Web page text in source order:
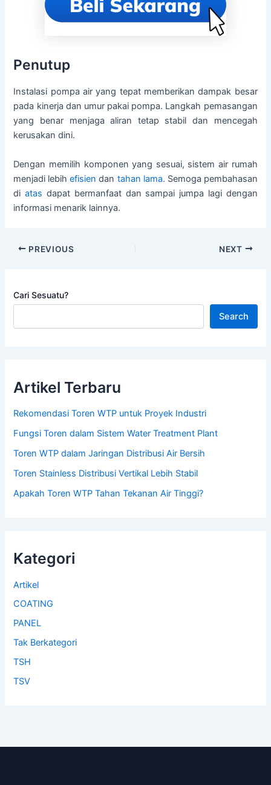
Penutup
Instalasi pompa air yang tepat memberikan dampak besar
pada kinerja dan umur pakai pompa. Langkah pemasangan
yang benar menjaga aliran tetap stabil dan mencegah
kerusakan dini.
Dengan memilih komponen yang sesuai, sistem air rumah
menjadi lebihefisien dan tahan lama. Semoga pembahasan
diatas dapat bermanfaat dan sampai jumpa lagi dengan
informasi menarik lainnya.
PREVIOUS NEXT
Cari Sesuatu?
Search
Artikel Terbaru
Rekomendasi Toren WTP untuk Proyek Industri
Fungsi Toren dalam Sistem Water Treatment Plant
Toren WTP dalam Jaringan Distribusi Air Bersih
Toren Stainless Distribusi Vertikal Lebih Stabil
Apakah Toren WTP Tahan Tekanan Air Tinggi?
Kategori
Artikel
COATING
PANEL
Tak Berkategori
TSH
TSV